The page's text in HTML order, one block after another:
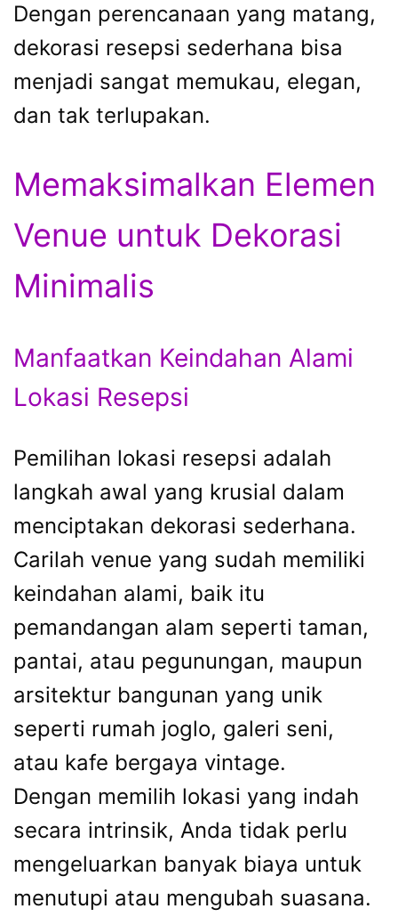
Dengan perencanaan yang matang,
dekorasi resepsi sederhana bisa
menjadi sangat memukau, elegan,
dan tak terlupakan.
Memaksimalkan Elemen
Venue untuk Dekorasi
Minimalis
Manfaatkan Keindahan Alami
Lokasi Resepsi
Pemilihan lokasi resepsi adalah
langkah awal yang krusial dalam
menciptakan dekorasi sederhana.
Carilah venue yang sudah memiliki
keindahan alami, baik itu
pemandangan alam seperti taman,
pantai, atau pegunungan, maupun
arsitektur bangunan yang unik
seperti rumah joglo, galeri seni,
atau kafe bergaya vintage.
Dengan memilih lokasi yang indah
secara intrinsik, Anda tidak perlu
mengeluarkan banyak biaya untuk
menutupi atau mengubah suasana.